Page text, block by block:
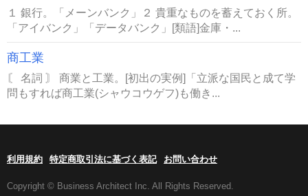
１ 銀行。「メーンバンク」２ 貴重なものを蓄えておく所。
「アイバンク」「データバンク」[類語]金庫・...
商工業
〘 名詞 〙 商業と工業。[初出の実例]「立派な国民と成て学
問もすれば商工業(シャウコウゲフ)も働き...
利用規約 特定商取引法に基づく表記 お問い合わせ
Copyright © Business Architect Inc. All Rights Reserved.